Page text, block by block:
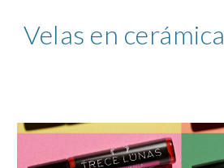
Velas en cerámica